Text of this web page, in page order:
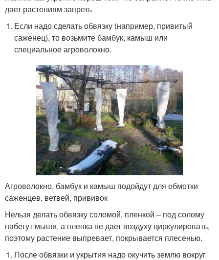
дает растениям запреть
Если надо сделать обвязку (например, привитый
саженец), то возьмите бамбук, камыш или
специальное агроволокно.
Агроволокно, бамбук и камыш подойдут для обмотки
саженцев, ветвей, прививок
Нельзя делать обвязку соломой, пленкой – под солому
набегут мыши, а пленка не дает воздуху циркулировать,
поэтому растение выпревает, покрывается плесенью.
После обвязки и укрытия надо окучить землю вокруг